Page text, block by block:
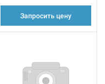
Запросить цену